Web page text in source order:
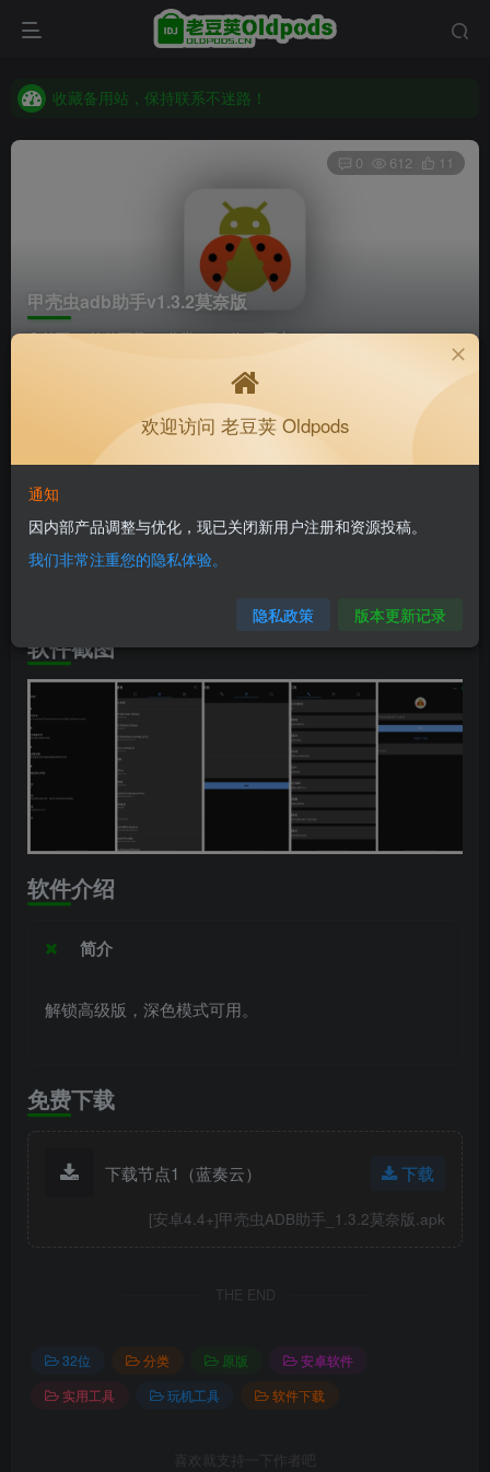
收藏备用站，保持联系不迷路！
收藏备用站，保持联系不迷路！
老豆荚 Oldpods版本：v10.3.0 泡芙
甲壳虫adb助手v1.3.2莫奈版
首页 软件下载 分类 32位 正文
0 612 11
4个月前更新
软件信息
兼容版本：安卓4.4+
软件截图
软件介绍
简介
解锁高级版，深色模式可用。
免费下载
下载节点1（蓝奏云） 下载
[安卓4.4+]甲壳虫ADB助手_1.3.2莫奈版.apk
THE END
32位 分类 原版
安卓软件
实用工具
玩机工具 软件下载
喜欢就支持一下作者吧
欢迎访问 老豆荚 Oldpods
通知
因内部产品调整与优化，现已关闭新用户注册和资源投稿。
我们非常注重您的隐私体验。
隐私政策 版本更新记录